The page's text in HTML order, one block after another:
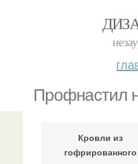
Профнастил
Кровли из
гофрированного